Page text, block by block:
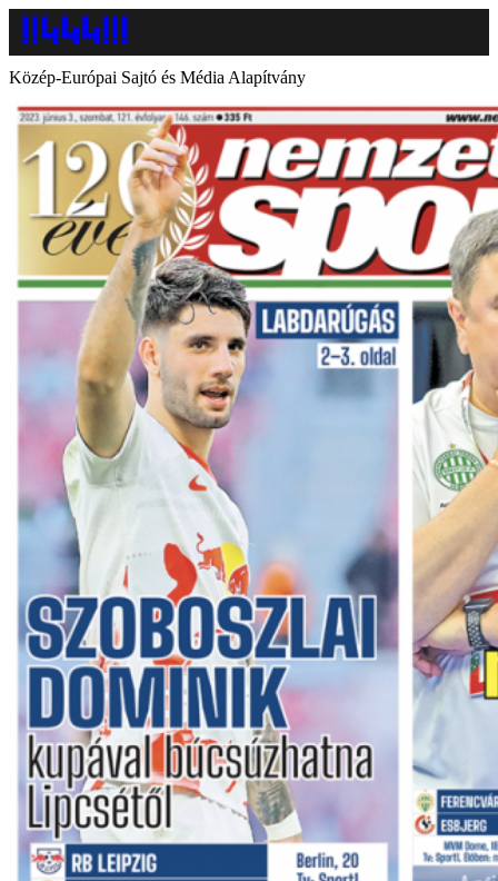
Közép-Európai Sajtó és Média Alapítvány